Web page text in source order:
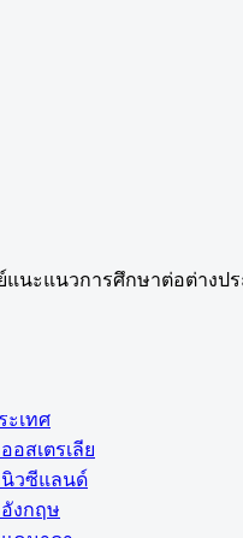
แนะแนวการศึกษาต่อต่างป
ะเทศ
อสเตรเลีย
นิวซีแลนด์
งกฤษ